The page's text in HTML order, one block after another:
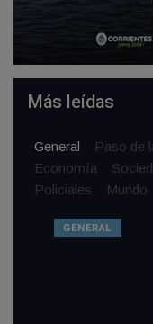
Más leídas
General Paso de
Economía
Policiales
Mundo
GENERAL